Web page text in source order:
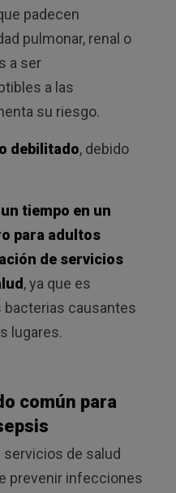
padecen
pulmonar, renal o
a ser
a las
su riesgo.
debilitado, debido
tiempo en un
para adultos
de servicios
, ya que es
bacterias causantes
lugares.
común para
de salud
prevenir infecciones